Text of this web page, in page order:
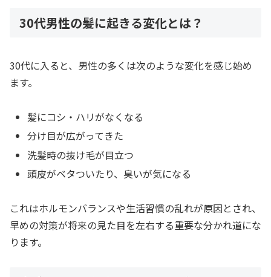
30代男性の髪に起きる変化とは？
30代に入ると、男性の多くは次のような変化を感じ始め
ます。
髪にコシ・ハリがなくなる
分け目が広がってきた
洗髪時の抜け毛が目立つ
頭皮がベタついたり、臭いが気になる
これはホルモンバランスや生活習慣の乱れが原因とされ、
早めの対策が将来の見た目を左右する重要な分かれ道にな
ります。